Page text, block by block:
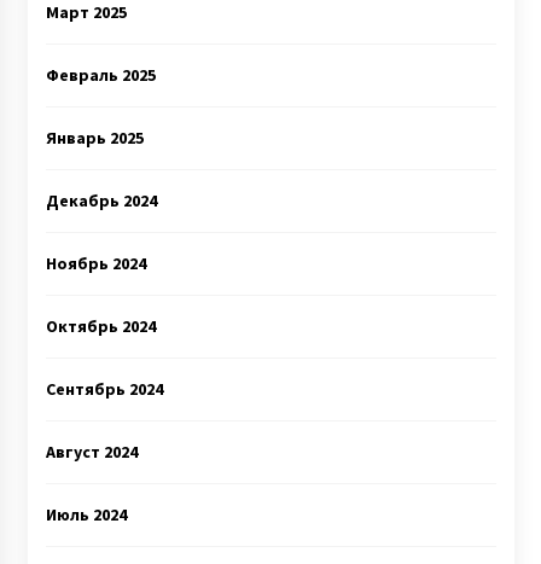
Март 2025
Февраль 2025
Январь 2025
Декабрь 2024
Ноябрь 2024
Октябрь 2024
Сентябрь 2024
Август 2024
Июль 2024